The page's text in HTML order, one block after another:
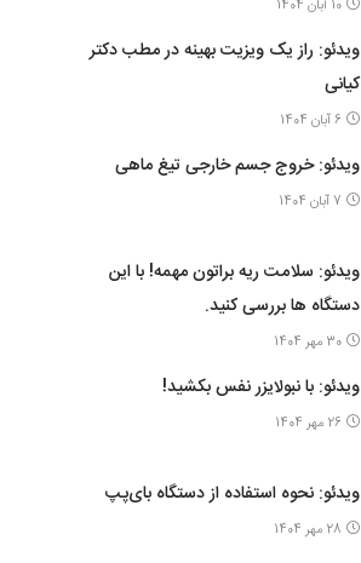
10 آبان 1404
ویدئو: راز یک ویزیت بهینه در مطب دکتر
کیانی
6 آبان 1404
ویدئو: خروج جسم خارجی تیغ ماهی
7 آبان 1404
ویدئو: سلامت ریه براتون مهمه! با این
دستگاه ها بررسی کنید.
30 مهر 1404
ویدئو: با نبولایزر نفس بکشید!
26 مهر 1404
ویدئو: نحوه استفاده از دستگاه بای‌پپ
28 مهر 1404